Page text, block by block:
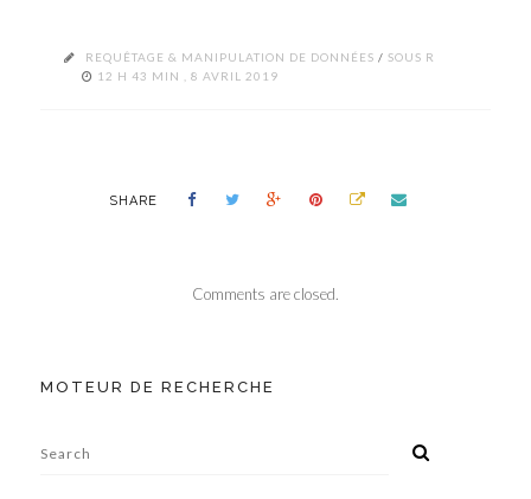
REQUÊTAGE & MANIPULATION DE DONNÉES / SOUS R
12 H 43 MIN , 8 AVRIL 2019
SHARE
Comments are closed.
MOTEUR DE RECHERCHE